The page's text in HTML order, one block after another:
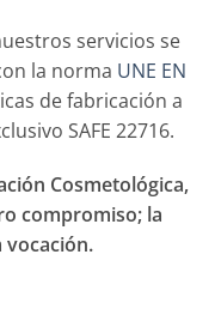
servicios se
la norma UNE EN
de fabricación a
SAFE 22716.
Cosmetológica,
compromiso; la
vocación.